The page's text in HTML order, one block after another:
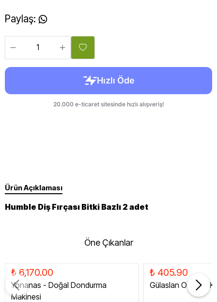
Paylaş:
Ürün Açıklaması
Humble Diş Fırçası Bitki Bazlı 2 adet
Öne Çıkanlar
₺ 6,170.00
Yonanas - Doğal Dondurma
Makinesi
₺ 405.90
Gülaslan Organik